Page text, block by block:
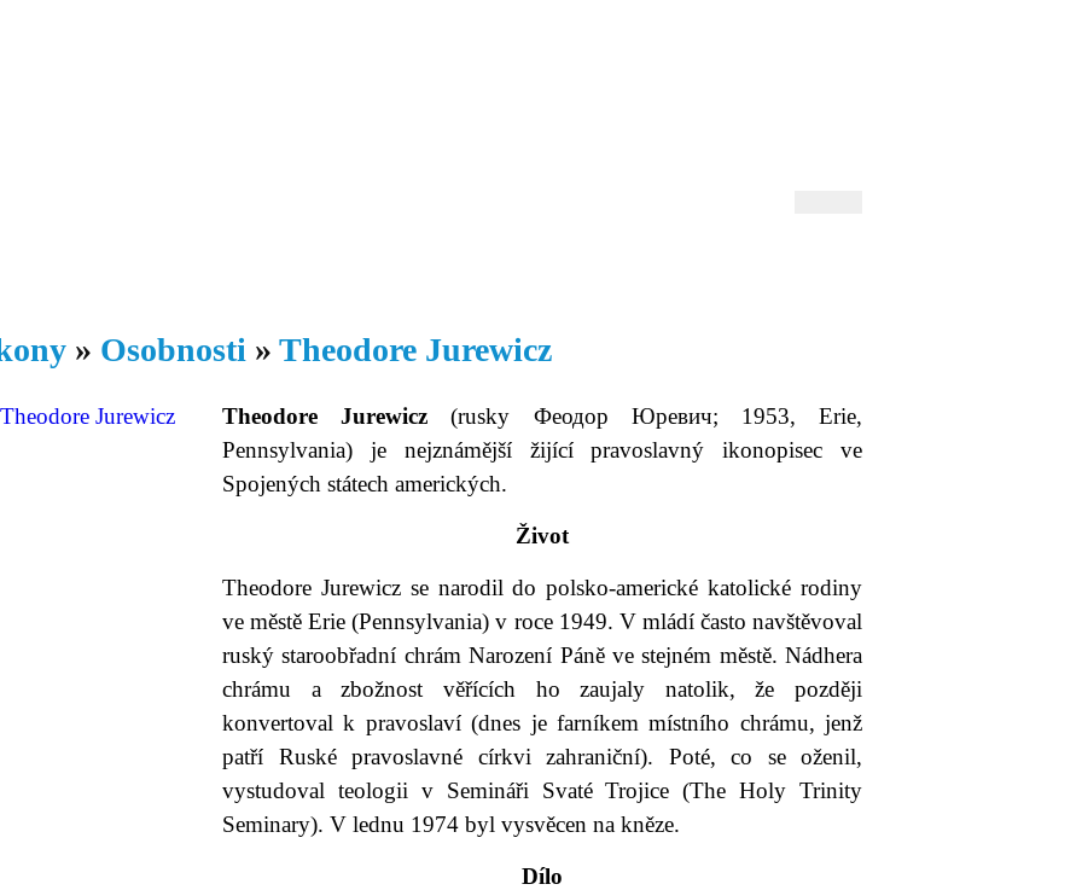
» Osobnosti » Theodore Jurewicz
Theodore Jurewicz (rusky Феодор Юревич; 1953, Erie,
Pennsylvania) je nejznámější žijící pravoslavný ikonopisec ve
Spojených státech amerických.
Život
Theodore Jurewicz se narodil do polsko-americké katolické rodiny
ve městě Erie (Pennsylvania) v roce 1949. V mládí často navštěvoval
ruský staroobřadní chrám Narození Páně ve stejném městě. Nádhera
chrámu a zbožnost věřících ho zaujaly natolik, že později
konvertoval k pravoslaví (dnes je farníkem místního chrámu, jenž
patří Ruské pravoslavné církvi zahraniční). Poté, co se oženil,
vystudoval teologii v Semináři Svaté Trojice (The Holy Trinity
Seminary). V lednu 1974 byl vysvěcen na kněze.
Dílo